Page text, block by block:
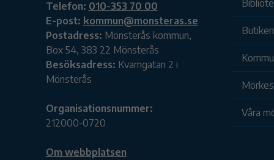
Telefon: 010-353 70 00
E-post: kommun@monsteras.se
Postadress: Mönsterås kommun,
Box 54, 383 22 Mönsterås
Besöksadress: Kvarngatan 2 i
Mönsterås
Organisationsnummer:
212000-0720
Om webbplatsen
Våra